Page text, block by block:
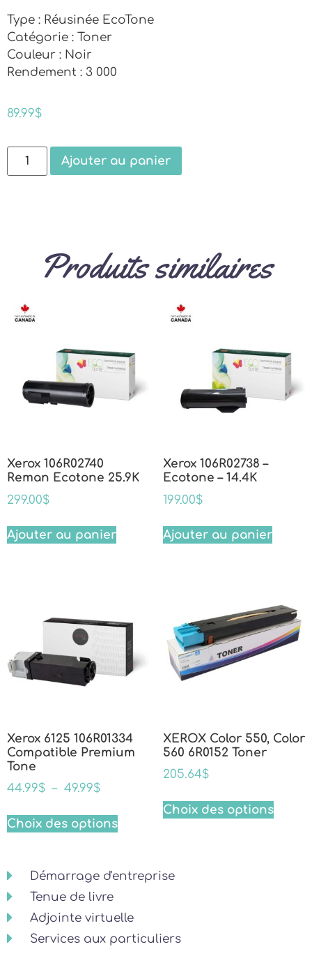
Type : Réusinée EcoTone
Catégorie : Toner
Couleur : Noir
Rendement : 3 000
89.99$
Ajouter au panier
Produits similaires
Xerox 106R02740
Reman Ecotone 25.9K
299.00$
Ajouter au panier
Xerox 106R02738 –
Ecotone – 14.4K
199.00$
Ajouter au panier
Xerox 6125 106R01334
Compatible Premium
Tone
44.99$ – 49.99$
Choix des options
XEROX Color 550, Color
560 6R0152 Toner
205.64$
Choix des options
Démarrage d'entreprise
Tenue de livre
Adjointe virtuelle
Services aux particuliers